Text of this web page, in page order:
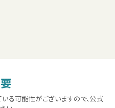
る可能性がございますので、公式